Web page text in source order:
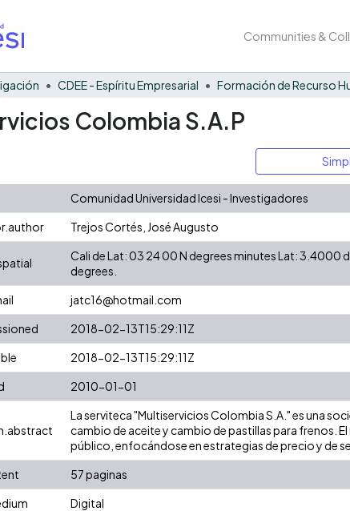
Communities &
CDEE - Espíritu Empresarial
Colombia S.A.P
Comunidad Universidad Icesi - Investigadores
Trejos Cortés, José Augusto
Cali de Lat: 03 24 00 N degrees minutes Lat:
degrees.
jatc16@hotmail.com
2018-02-13T15:29:11Z
2018-02-13T15:29:11Z
2010-01-01
La serviteca "Multiservicios Colombia S.A." es una
cambio de aceite y cambio de pastillas para frenos.
público, enfocándose en estrategias de precio y de
57 paginas
Digital